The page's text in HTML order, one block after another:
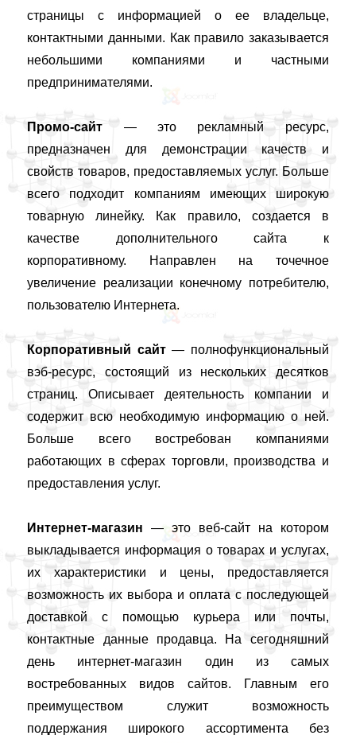
страницы с информацией о ее владельце,
контактными данными. Как правило заказывается
небольшими компаниями и частными
предпринимателями.
Промо-сайт — это рекламный ресурс,
предназначен для демонстрации качеств и
свойств товаров, предоставляемых услуг. Больше
всего подходит компаниям имеющих широкую
товарную линейку. Как правило, создается в
качестве дополнительного сайта к
корпоративному. Направлен на точечное
увеличение реализации конечному потребителю,
пользователю Интернета.
Корпоративный сайт— полнофункциональный
вэб-ресурс, состоящий из нескольких десятков
страниц. Описывает деятельность компании и
содержит всю необходимую информацию о ней.
Больше всего востребован компаниями
работающих в сферах торговли, производства и
предоставления услуг.
Интернет-магазин — это веб-сaйт на котором
выкладывается информация о товарах и услугах,
их характеристики и цены, предоставляется
возможность их выбора и оплата с последующей
доставкой с помощью курьера или почты,
контактные данные продавца. На сегодняшний
день интернет-магазин один из самых
востребованных видов сайтов. Главным его
преимуществом служит возможность
поддержания широкого ассортимента без